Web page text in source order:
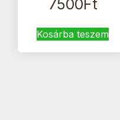
7500Ft
Kosárba teszem